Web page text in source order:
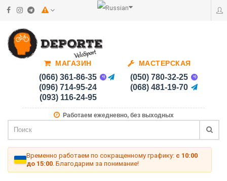
МАГАЗИН
(066) 361-86-35
(096) 714-95-24
(093) 116-24-95
МАСТЕРСКАЯ
(050) 780-32-25
(068) 481-19-70
Работаем ежедневно, без выходных
Временно работаем по сокращенному графику: с 10:00
до 15:00 . Благодарим за понимание!